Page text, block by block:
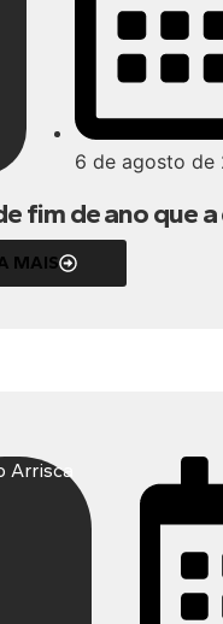
6 de agosto de
fim de ano que
MAIS
Arrisca